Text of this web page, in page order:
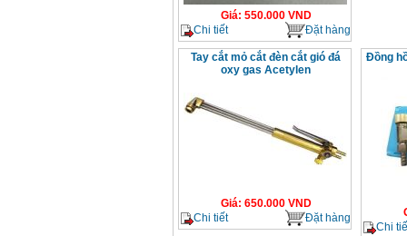
Giá: 550.000VND
Chi tiết
Đặt hàng
Tay cắt mỏ cắt đèn cắt gió đá
oxy gas Acetylen
Giá: 650.000VND
Chi tiết
Đặt hàng
Đồng
Chi